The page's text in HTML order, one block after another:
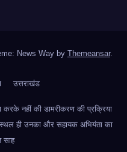
News Way by Themeansar.
उत्तराखंड
करके नहीं की डामरीकरण की प्रक्रिया
ही उनका और सहायक अभियंता का
साह